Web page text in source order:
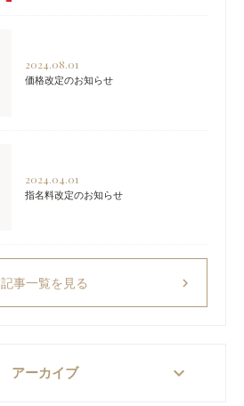
2024.08.01
価格改定のお知らせ
2024.04.01
指名料改定のお知らせ
記事一覧を見る chevron_right
アーカイブ keyboard_arrow_down